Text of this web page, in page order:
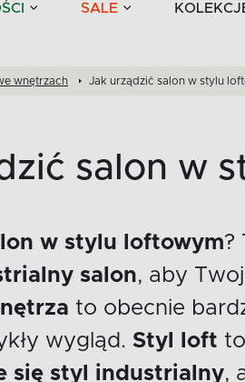
SALE
wnętrzach Jak urządzić salon w stylu
salon w
w stylu loftowym?
salon, aby
to obecnie
wygląd. Styl loft
się styl industrialny,